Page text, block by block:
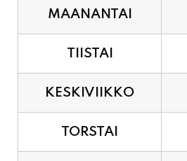
TIISTAI
KESKIVIIKKO
TORSTAI
PERJANTAI